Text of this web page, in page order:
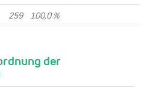
259 100,0 %
der